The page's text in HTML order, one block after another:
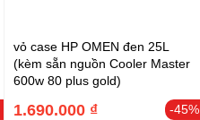
vỏ case HP OMEN đen 25L
(kèm sẵn nguồn Cooler Master
600w 80 plus gold)
-45%
1.690.000 ₫